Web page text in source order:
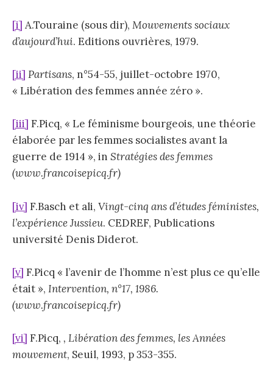
[i] A.Touraine (sous dir), Mouvements sociaux
d’aujourd’hui. Editions ouvrières, 1979.
[ii] Partisans, n°54-55, juillet-octobre 1970,
« Libération des femmes année zéro ».
[iii] F.Picq, « Le féminisme bourgeois, une théorie
élaborée par les femmes socialistes avant la
guerre de 1914 », in Stratégies des femmes
(www.francoisepicq.fr)
[iv] F.Basch et ali, Vingt-cinq ans d’études féministes,
l’expérience Jussieu. CEDREF, Publications
université Denis Diderot.
[v] F.Picq « l’avenir de l’homme n’est plus ce qu’elle
était », Intervention, n°17, 1986.
(www.francoisepicq.fr)
[vi] F.Picq, , Libération des femmes, les Années
mouvement, Seuil, 1993, p 353-355.